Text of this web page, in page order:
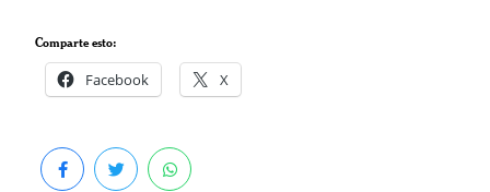
Comparte esto:
Facebook X